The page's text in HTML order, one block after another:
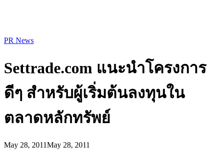
PR News
Settrade.com แนะนำโครงการ
ดีๆ สำหรับผู้เริ่มต้นลงทุนใน
ตลาดหลักทรัพย์
May 28, 2011May 28, 2011